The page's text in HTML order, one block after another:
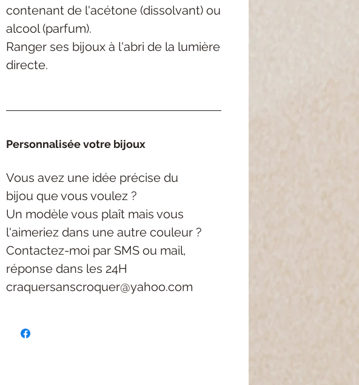
contenant de l'acétone (dissolvant) ou
alcool (parfum).
Ranger ses bijoux à l'abri de la lumière
directe.
Personnalisée votre bijoux
Vous avez une idée précise du
bijou que vous voulez ?
Un modèle vous plaît mais vous
l'aimeriez dans une autre couleur ?
Contactez-moi par SMS ou mail,
réponse dans les 24H
craquersanscroquer@yahoo.com